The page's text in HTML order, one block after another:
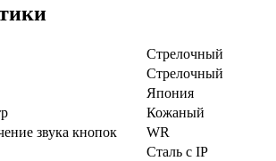
Стрелочный
Стрелочный
Япония
Кожаный
звука кнопок
WR
Сталь с IP